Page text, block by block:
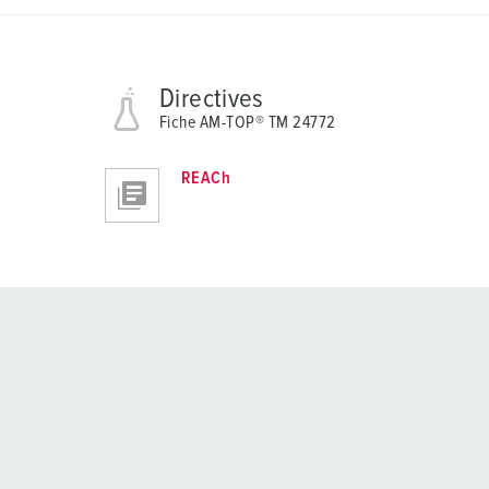
Directives
Fiche AM-TOP® TM 24772
REACh